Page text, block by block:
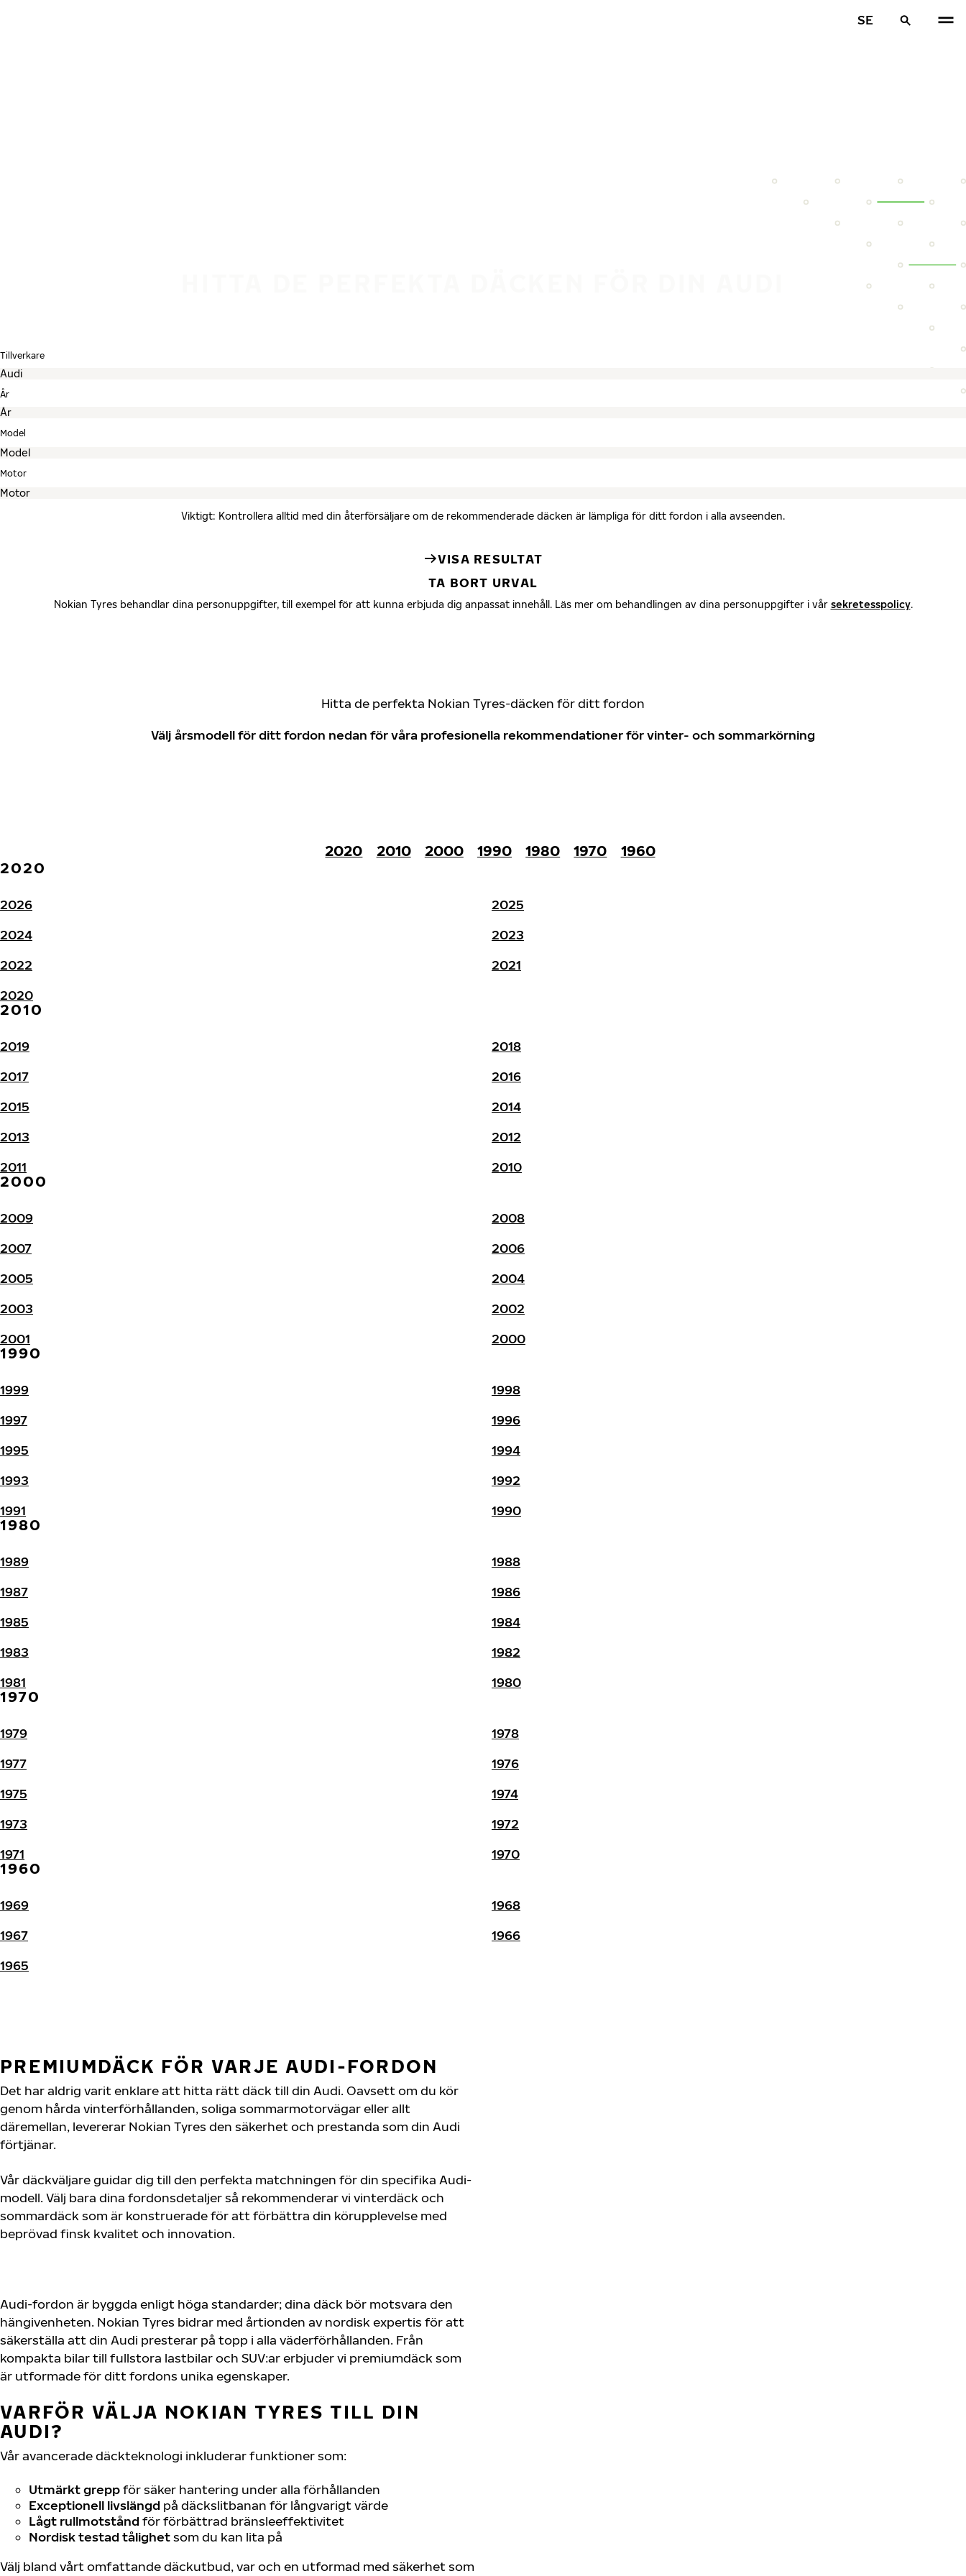
SE
Tillverkare
År
Model
Motor
Viktigt: Kontrollera alltid med din återförsäljare om de rekommenderade däcken är lämpliga för ditt fordon i alla avseenden.
VISA RESULTAT
TA BORT URVAL
Nokian Tyres behandlar dina personuppgifter, till exempel för att kunna erbjuda dig anpassat innehåll. Läs mer om behandlingen av dina personuppgifter i vår sekretesspolicy.
Hitta de perfekta Nokian Tyres-däcken för ditt fordon
Välj årsmodell för ditt fordon nedan för våra profesionella rekommendationer för vinter- och sommarkörning
2020 2010 2000 1990 1980 1970
1960
2020
2026
2025
2024
2023
2022
2021
2020
2010
2019
2018
2017
2016
2015
2014
2013
2012
2011
2010
2000
2009
2008
2007
2006
2005
2004
2003
2002
2001
2000
1990
1999
1998
1997
1996
1995
1994
1993
1992
1991
1990
1980
1989
1988
1987
1986
1985
1984
1983
1982
1981
1980
1970
1979
1978
1977
1976
1975
1974
1973
1972
1971
1970
1960
1969
1968
1967
1966
1965
PREMIUMDÄCK FÖR VARJE AUDI-FORDON
Det har aldrig varit enklare att hitta rätt däck till din Audi. Oavsett om du kör
genom hårda vinterförhållanden, soliga sommarmotorvägar eller allt
däremellan, levererar Nokian Tyres den säkerhet och prestanda som din Audi
förtjänar.
Vår däckväljare guidar dig till den perfekta matchningen för din specifika Audi-
modell. Välj bara dina fordonsdetaljer så rekommenderar vi vinterdäck och
sommardäck som är konstruerade för att förbättra din körupplevelse med
beprövad finsk kvalitet och innovation.
Audi-fordon är byggda enligt höga standarder; dina däck bör motsvara den
hängivenheten. Nokian Tyres bidrar med årtionden av nordisk expertis för att
säkerställa att din Audi presterar på topp i alla väderförhållanden. Från
kompakta bilar till fullstora lastbilar och SUV:ar erbjuder vi premiumdäck som
är utformade för ditt fordons unika egenskaper.
VARFÖR VÄLJA NOKIAN TYRES TILL DIN
AUDI?
Vår avancerade däckteknologi inkluderar funktioner som:
Utmärkt greppför säker hantering under alla förhållanden
Exceptionell livslängd på däckslitbanan för långvarigt värde
Lågt rullmotstånd för förbättrad bränsleeffektivitet
Nordisk testad tålighetsom du kan lita på
Välj bland vårt omfattande däckutbud, var och en utformad med säkerhet som